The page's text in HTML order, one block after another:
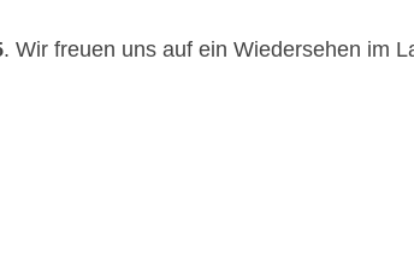
. Wir freuen uns auf ein Wiedersehen im